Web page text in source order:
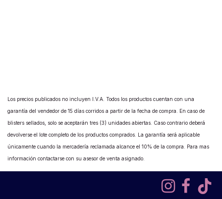
Los precios publicados no incluyen I.V.A. Todos los productos cuentan con una
garantía del vendedor de 15 días corridos a partir de la fecha de compra. En caso de
blisters sellados, solo se aceptarán tres (3) unidades abiertas. Caso contrario deberá
devolverse el lote completo de los productos comprados. La garantía será aplicable
únicamente cuando la mercadería reclamada alcance el 10% de la compra. Para mas
información contactarse con su asesor de venta asignado.